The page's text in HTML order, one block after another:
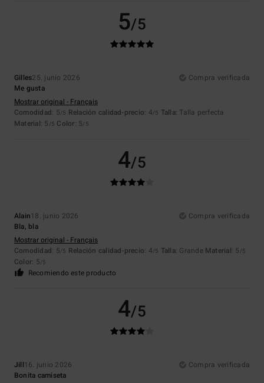
5/5
Gilles25. junio 2026
Compra verificada
Me gusta
Mostrar original - Français
Comodidad: 5/5 Relación calidad-precio: 4/5 Talla: Talla perfecta
Material: 5 /5 Color: 5/5
4/5
Alain18. junio 2026
Compra verificada
Bla, bla
Mostrar original - Français
Comodidad: 5/5 Relación calidad-precio: 4/5 Talla: Grande Material: 5 /5
Color: 5/5
Recomiendo este producto
4/5
Jill16. junio 2026
Compra verificada
Bonita camiseta